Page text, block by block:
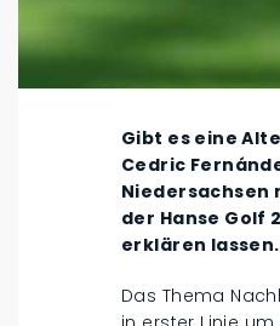
Gibt es eine
Cedric
Niedersachsen
der Hanse Golf
erklären lassen.
Das Thema